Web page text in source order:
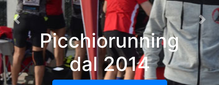
Picchiorunning
dal 2014
Previous